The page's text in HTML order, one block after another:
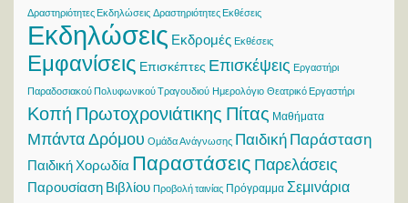
Δραστηριότητες Εκδηλώσεις Δραστηριότητες Εκθέσεις
Εκδηλώσεις Εκδρομές Εκθέσεις
Εμφανίσεις Επισκέπτες Επισκέψεις Εργαστήρι
Παραδοσιακού Πολυφωνικού Τραγουδιού Ημερολόγιο Θεατρικό Εργαστήρι
Κοπή Πρωτοχρονιάτικης Πίτας Μαθήματα
Μπάντα Δρόμου Ομάδα Ανάγνωσης Παιδική Παράσταση
Παιδική Χορωδία Παραστάσεις Παρελάσεις
Παρουσίαση Βιβλίου Προβολή ταινίας Πρόγραμμα Σεμινάρια